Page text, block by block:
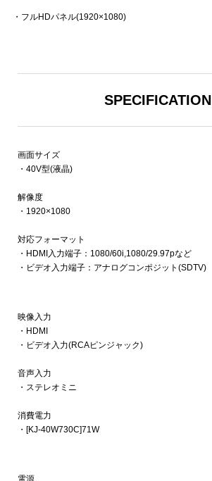
・フルHDパネル(1920×1080)
SPECIFICATION
画面サイズ
・40V型(液晶)
解像度
・1920×1080
対応フォーマット
・HDMI入力端子：1080/60i,1080/29.97pなど
・ビデオ入力端子：アナログコンポジット(SDTV)
映像入力
・HDMI
・ビデオ入力(RCAピンジャック)
音声入力
・ステレオミニ
消費電力
・[KJ-40W730C]71W
電源